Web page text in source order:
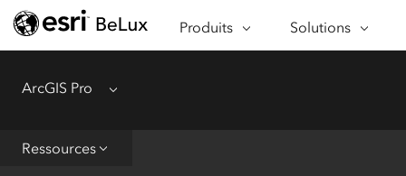
Produits
À PROPOS D'ARCGISSolutions
SECTEURS
ArcGIS Pro Menu
Ressources